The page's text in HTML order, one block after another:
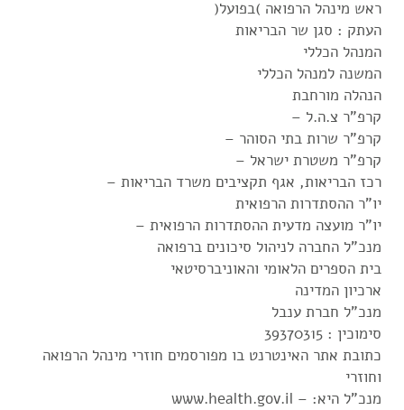
ראש מינהל הרפואה )בפועל(
העתק : סגן שר הבריאות
המנהל הכללי
המשנה למנהל הכללי
הנהלה מורחבת
קרפ"ר צ.ה.ל –
קרפ"ר שרות בתי הסוהר –
קרפ"ר משטרת ישראל –
רכז הבריאות, אגף תקציבים משרד הבריאות –
יו"ר ההסתדרות הרפואית
יו"ר מועצה מדעית ההסתדרות הרפואית –
מנכ"ל החברה לניהול סיכונים ברפואה
בית הספרים הלאומי והאוניברסיטאי
ארכיון המדינה
מנכ"ל חברת ענבל
סימוכין : 39370315
כתובת אתר האינטרנט בו מפורסמים חוזרי מינהל הרפואה
וחוזרי
מנכ"ל היא: – www.health.gov.il